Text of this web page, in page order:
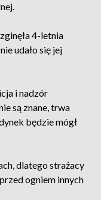
4-letnia
udało się jej
i nadzór
są znane, trwa
będzie mógł
dlatego strażacy
ogniem innych